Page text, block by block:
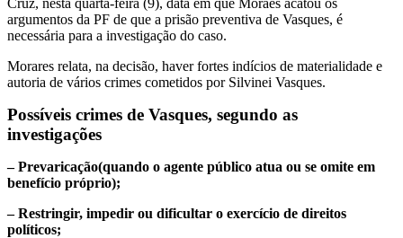
argumentos da PF de que a prisão preventiva de Vasques, é
necessária para a investigação do caso.
Morares relata, na decisão, haver fortes indícios de materialidade e
autoria de vários crimes cometidos por Silvinei Vasques.
Possíveis crimes de Vasques, segundo as
investigações
– Prevaricação(quando o agente público atua ou se omite em
benefício próprio);
– Restringir, impedir ou dificultar o exercício de direitos
políticos;